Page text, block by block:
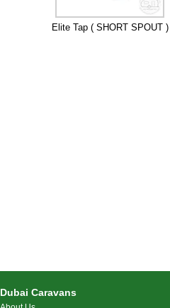
Elite Tap ( SHORT SPOUT )
Dubai Caravans